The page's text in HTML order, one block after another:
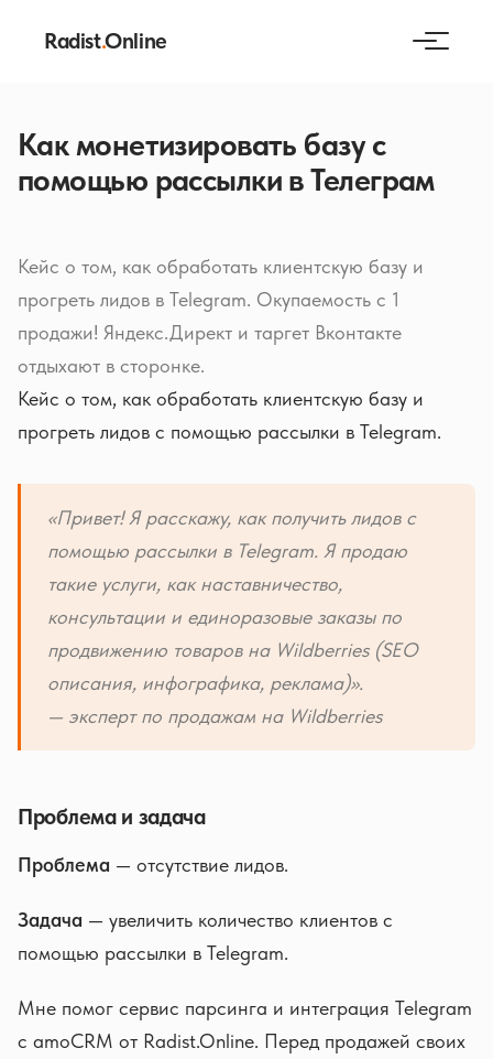
Radist.Online
Как монетизировать базу с
помощью рассылки в Телеграм
Кейс о том, как обработать клиентскую базу и
прогреть лидов в Telegram. Окупаемость с 1
продажи! Яндекс.Директ и таргет Вконтакте
отдыхают в сторонке.
Кейс о том, как обработать клиентскую базу и
прогреть лидов с помощью рассылки в Telegram.
«Привет! Я расскажу, как получить лидов с
помощью рассылки в Telegram. Я продаю
такие услуги, как наставничество,
консультации и единоразовые заказы по
продвижению товаров на Wildberries (SEO
описания, инфографика, реклама)».
— эксперт по продажам на Wildberries
Проблема и задача
Проблема — отсутствие лидов.
Задача — увеличить количество клиентов с
помощью рассылки в Telegram.
Мне помог сервис парсинга и интеграция Telegram
с amoCRM от Radist.Online. Перед продажей своих